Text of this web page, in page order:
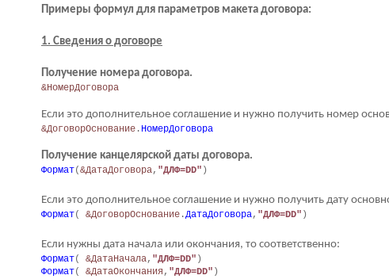
Примеры формул для параметров макета договора:
1. Сведения о договоре
Получение номера договора.
&НомерДоговора
Если это дополнительное соглашение и нужно получить номер
&ДоговорОснование . НомерДоговора
Получение канцелярской даты договора.
Формат(&ДатаДоговора, "ДЛФ=DD" )
Если это дополнительное соглашение и нужно получить дату
Формат( &ДоговорОснование .ДатаДоговора, "ДЛФ=DD" )
Если нужны дата начала или окончания, то соответственно:
Формат( &ДатаНачала, "ДЛФ=DD" )
Формат( &ДатаОкончания , "ДЛФ=DD" )